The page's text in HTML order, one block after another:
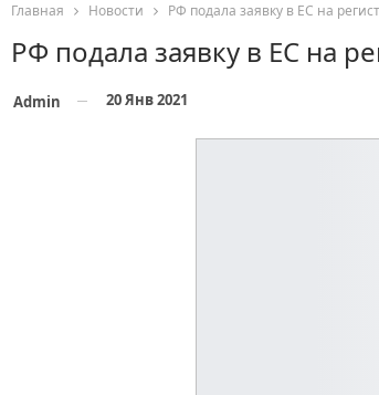
Главная Новости РФ подала заявку в ЕС на
РФ подала заявку в ЕС на
Admin 20 Янв 2021